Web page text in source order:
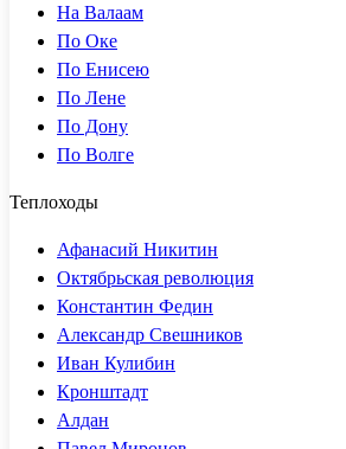
На Валаам
По Оке
По Енисею
По Лене
По Дону
По Волге
Теплоходы
Афанасий Никитин
Октябрьская революция
Константин Федин
Александр Свешников
Иван Кулибин
Кронштадт
Алдан